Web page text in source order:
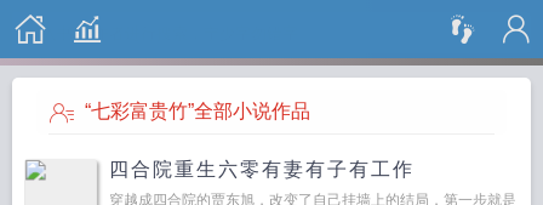
搜 索
“七彩富贵竹”全部小说作品
四合院重生六零有妻有子有工作
穿越成四合院的贾东旭，改变了自己挂墙上的结局，第一步就是